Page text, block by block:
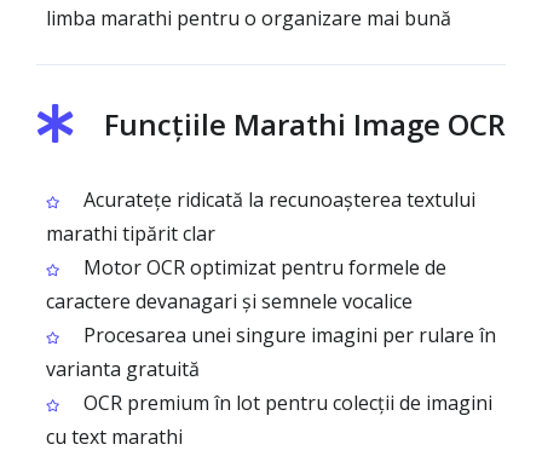
limba marathi pentru o organizare mai bună
Funcțiile Marathi Image OCR
Acuratețe ridicată la recunoașterea textului
marathi tipărit clar
Motor OCR optimizat pentru formele de
caractere devanagari și semnele vocalice
Procesarea unei singure imagini per rulare în
varianta gratuită
OCR premium în lot pentru colecții de imagini
cu text marathi